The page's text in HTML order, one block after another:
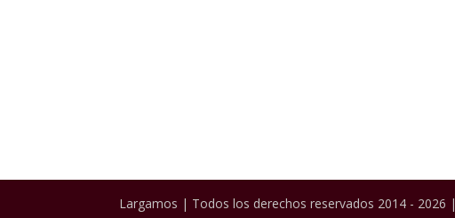
Largamos | Todos los derechos reservados 2014 - 2026 |